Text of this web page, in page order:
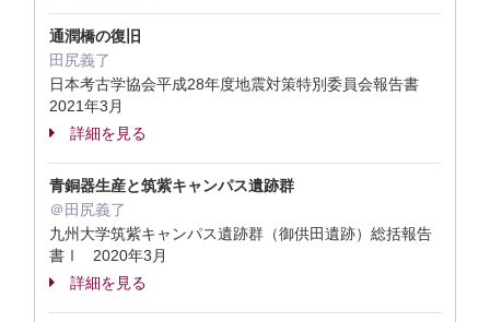
通潤橋の復旧
田尻義了
日本考古学協会平成28年度地震対策特別委員会報告書
2021年3月
詳細を見る
青銅器生産と筑紫キャンパス遺跡群
＠田尻義了
九州大学筑紫キャンパス遺跡群（御供田遺跡）総括報告
書Ⅰ 2020年3月
詳細を見る